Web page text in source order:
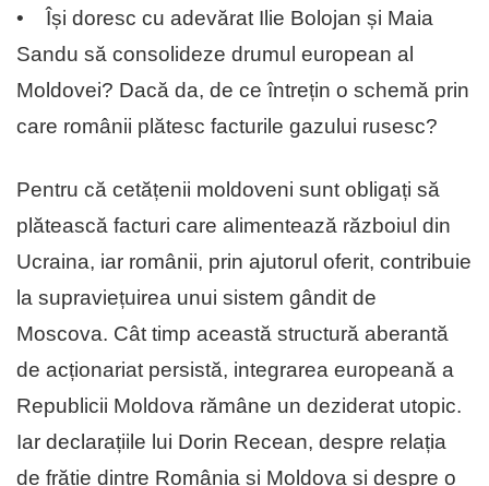
• Își doresc cu adevărat Ilie Bolojan și Maia
Sandu să consolideze drumul european al
Moldovei? Dacă da, de ce întrețin o schemă prin
care românii plătesc facturile gazului rusesc?
Pentru că cetățenii moldoveni sunt obligați să
plătească facturi care alimentează războiul din
Ucraina, iar românii, prin ajutorul oferit, contribuie
la supraviețuirea unui sistem gândit de
Moscova. Cât timp această structură aberantă
de acționariat persistă, integrarea europeană a
Republicii Moldova rămâne un deziderat utopic.
Iar declarațiile lui Dorin Recean, despre relația
de frăție dintre România și Moldova și despre o